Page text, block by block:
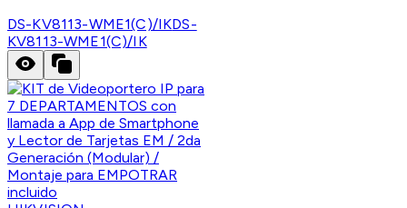
DS-KV8113-WME1(C)/IKDS-
KV8113-WME1(C)/IK